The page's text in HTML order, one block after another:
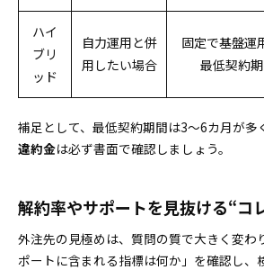
ハイ
ブリ
ッド
自力運用と併
用したい場合
固定で基盤運
最低契約
補足として、最低契約期間は3〜6カ月が多
違約金は必ず書面で確認しましょう。
解約率やサポートを見抜ける“コ
外注先の見極めは、質問の質で大きく変わ
ポートに含まれる指標は何か」を確認し、